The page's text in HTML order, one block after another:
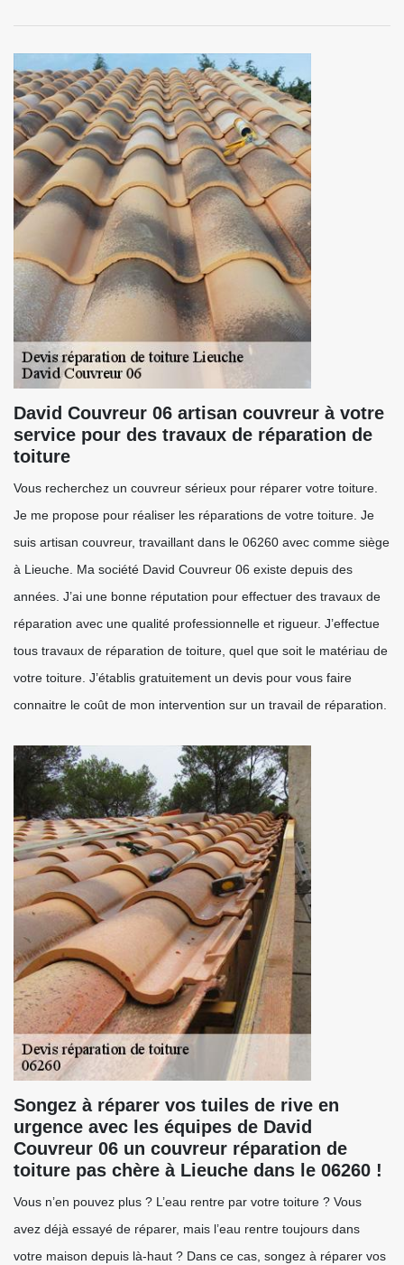
David Couvreur 06 artisan couvreur à votre
service pour des travaux de réparation de
toiture
Vous recherchez un couvreur sérieux pour réparer votre toiture.
Je me propose pour réaliser les réparations de votre toiture. Je
suis artisan couvreur, travaillant dans le 06260 avec comme siège
à Lieuche. Ma société David Couvreur 06 existe depuis des
années. J’ai une bonne réputation pour effectuer des travaux de
réparation avec une qualité professionnelle et rigueur. J’effectue
tous travaux de réparation de toiture, quel que soit le matériau de
votre toiture. J’établis gratuitement un devis pour vous faire
connaitre le coût de mon intervention sur un travail de réparation.
Songez à réparer vos tuiles de rive en
urgence avec les équipes de David
Couvreur 06 un couvreur réparation de
toiture pas chère à Lieuche dans le 06260 !
Vous n’en pouvez plus ? L’eau rentre par votre toiture ? Vous
avez déjà essayé de réparer, mais l’eau rentre toujours dans
votre maison depuis là-haut ? Dans ce cas, songez à réparer vos